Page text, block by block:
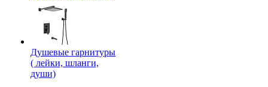
Душевые гарнитуры
( лейки, шланги,
души)